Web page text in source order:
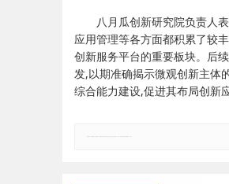
八月瓜创新研究院负责人
应用管理等各方面都积累了较
创新服务平台的重要板块。后
发,以期准确揭示微观创新主体
综合能力建设,促进其布局创新